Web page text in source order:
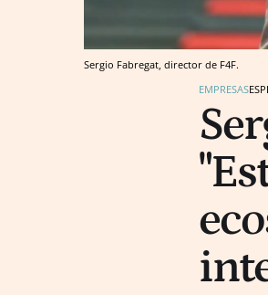
Sergio Fabregat, director de F4F.
EMPRESAS